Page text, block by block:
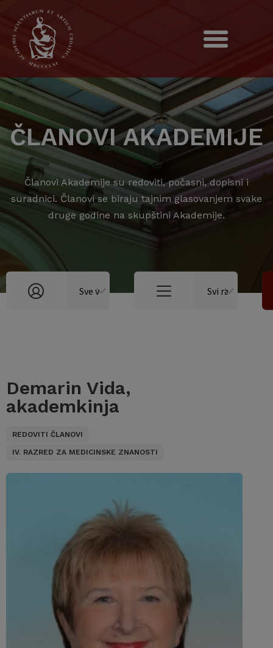
ČLANOVI AKADEMIJE
Članovi Akademije su redoviti, počasni, dopisni i
suradnici. Članovi se biraju tajnim glasovanjem svake
druge godine na skupštini Akademije.
Demarin Vida,
akademkinja
REDOVITI ČLANOVI
IV. RAZRED ZA MEDICINSKE ZNANOSTI